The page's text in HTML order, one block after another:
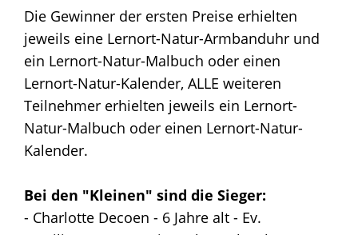
Die Gewinner der ersten Preise erhielten
jeweils eine Lernort-Natur-Armbanduhr und
ein Lernort-Natur-Malbuch oder einen
Lernort-Natur-Kalender, ALLE weiteren
Teilnehmer erhielten jeweils ein Lernort-
Natur-Malbuch oder einen Lernort-Natur-
Kalender.
Bei den "Kleinen" sind die Sieger:
- Charlotte Decoen - 6 Jahre alt - Ev.